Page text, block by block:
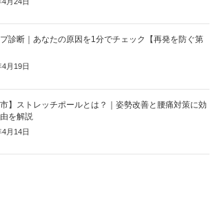
診断｜あなたの原因を1分でチェック【再発を防ぐ第
月19日
市】ストレッチポールとは？｜姿勢改善と腰痛対策に効
を解説
月14日